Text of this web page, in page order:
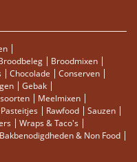
Broodmixen
Chocolade
Conserven
Gebak
Meelmixen
Rawfood
Sauzen
Wraps & Taco's
Bakbenodigdheden & Non Food